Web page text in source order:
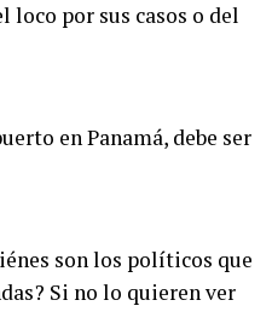
por sus casos o del
en Panamá, debe ser
son los políticos que
Si no lo quieren ver